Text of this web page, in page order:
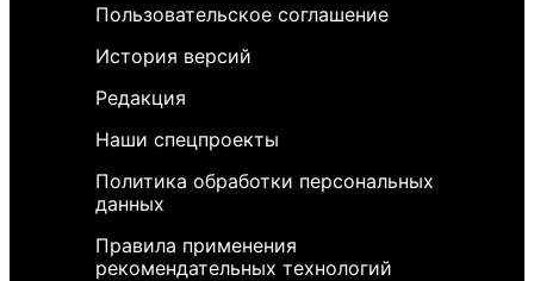
Пользовательское соглашение
История версий
Редакция
Наши спецпроекты
Политика обработки персональных
данных
Правила применения
рекомендательных технологий